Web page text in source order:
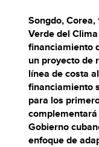
Songdo,
Verde del
financiamiento
un proyecto de
línea de costa
financiamiento
para los
Gobierno
enfoque de